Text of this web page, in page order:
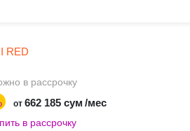
RED
в рассрочку
от 662 185 сум /мес
в рассрочку